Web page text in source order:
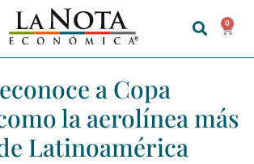
0
a Copa
la aerolínea más
Latinoamérica